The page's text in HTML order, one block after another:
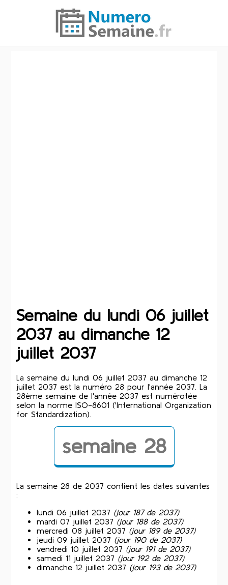
Semaine du lundi 06 juillet
2037 au dimanche 12
juillet 2037
La semaine du lundi 06 juillet 2037 au dimanche 12
juillet 2037 est la numéro 28 pour l'année 2037. La
28ème semaine de l'année 2037 est numérotée
selon la norme ISO-8601 ('International Organization
for Standardization).
semaine 28
La semaine 28 de 2037 contient les dates suivantes
:
lundi 06 juillet 2037 (jour 187 de 2037)
mardi 07 juillet 2037 (jour 188 de 2037)
mercredi 08 juillet 2037 (jour 189 de 2037)
jeudi 09 juillet 2037 (jour 190 de 2037)
vendredi 10 juillet 2037 (jour 191 de 2037)
samedi 11 juillet 2037 (jour 192 de 2037)
dimanche 12 juillet 2037 (jour 193 de 2037)